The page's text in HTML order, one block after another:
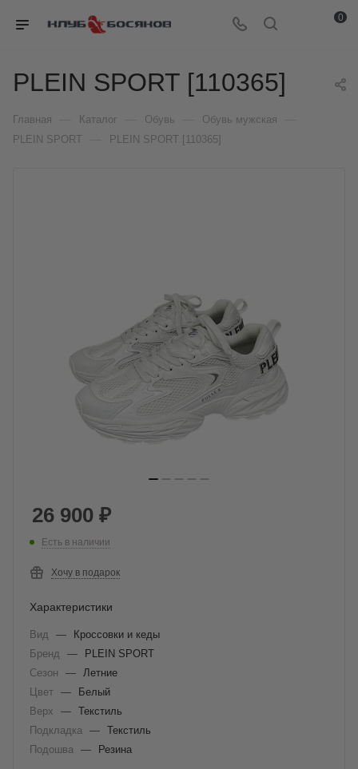
0
PLEIN SPORT [110365]
Главная Каталог Обувь Обувь мужская
PLEIN SPORT PLEIN SPORT [110365]
26 900 ₽
Есть в наличии
Хочу в подарок
Характеристики
Вид —
Кроссовки и кеды
Бренд
—
PLEIN SPORT
Сезон
—
Летние
Цвет —
Белый
Верх
— Текстиль
Подкладка
— Текстиль
Подошва
— Резина